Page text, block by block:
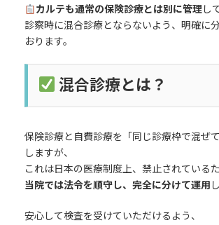
カルテも通常の保険診療とは別に管理 し
診察時に混合診療とならないよう、明確に
おります。
混合診療とは？
保険診療と自費診療を「同じ診療枠で混ぜ
しますが、
これは日本の医療制度上、禁止されているた
当院では法令を順守し、完全に分けて運用
安心して検査を受けていただけるよう、